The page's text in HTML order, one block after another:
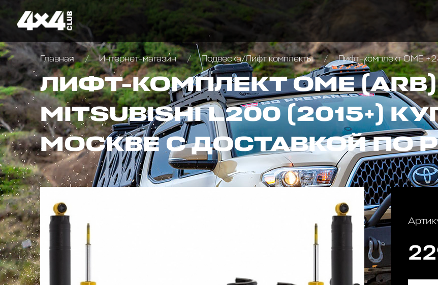
Главная Интернет-магазин Подвеска/Лифт комплекты Лифт-комплект OME
ЛИФТ-КОМПЛЕКТ OME
MITSUBISHI L200 (2015+)
МОСКВЕ С ДОСТАВКОЙ ПО